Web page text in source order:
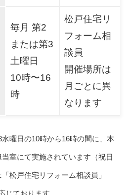
毎月 第2
または第3
土曜日
10時〜16
時
松戸住宅リ
フォーム相
談員
開催場所は
月ごとに異
なります
曜日の10時から16時の間に、本
室にて実施されています（祝日
松戸住宅リフォーム相談員」
じております 。